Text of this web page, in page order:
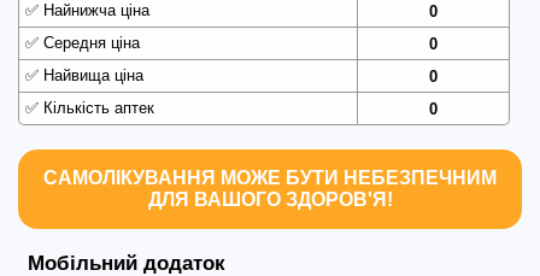
✅ Найнижча ціна
0
✅ Середня ціна
0
✅ Найвища ціна
0
✅ Кількість аптек 0
САМОЛІКУВАННЯ МОЖЕ БУТИ НЕБЕЗПЕЧНИМ
ДЛЯ ВАШОГО ЗДОРОВ'Я!
Мобільний додаток